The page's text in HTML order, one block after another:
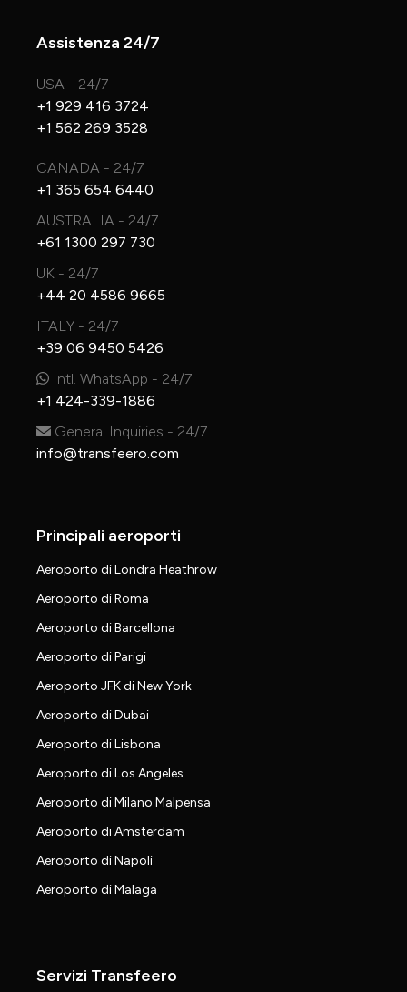
Assistenza 24/7
USA - 24/7
+1 929 416 3724
+1 562 269 3528
CANADA - 24/7
+1 365 654 6440
AUSTRALIA - 24/7
+61 1300 297 730
UK - 24/7
+44 20 4586 9665
ITALY - 24/7
+39 06 9450 5426
Intl. WhatsApp - 24/7
+1 424-339-1886
General Inquiries - 24/7
info@transfeero.com
Principali aeroporti
Aeroporto di Londra Heathrow
Aeroporto di Roma
Aeroporto di Barcellona
Aeroporto di Parigi
Aeroporto JFK di New York
Aeroporto di Dubai
Aeroporto di Lisbona
Aeroporto di Los Angeles
Aeroporto di Milano Malpensa
Aeroporto di Amsterdam
Aeroporto di Napoli
Aeroporto di Malaga
Servizi Transfeero